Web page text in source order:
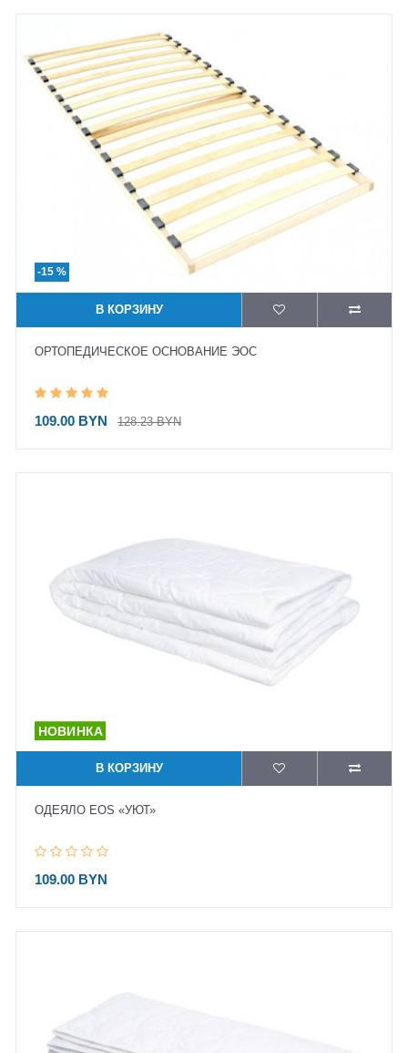
-15 %
В КОРЗИНУ
ОРТОПЕДИЧЕСКОЕ ОСНОВАНИЕ ЭОС
109.00 BYN 128.23 BYN
В КОРЗИНУ
ОДЕЯЛО EOS «УЮТ»
109.00 BYN